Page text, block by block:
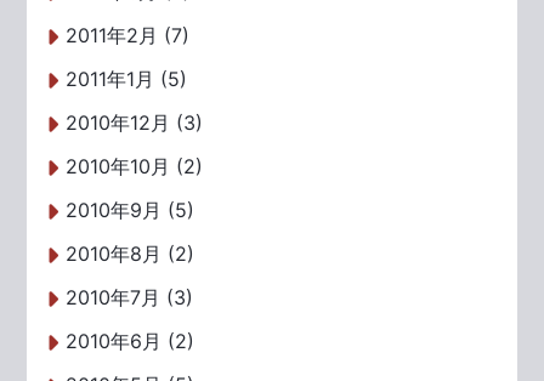
2011年2月 (7)
2011年1月 (5)
2010年12月 (3)
2010年10月 (2)
2010年9月 (5)
2010年8月 (2)
2010年7月 (3)
2010年6月 (2)